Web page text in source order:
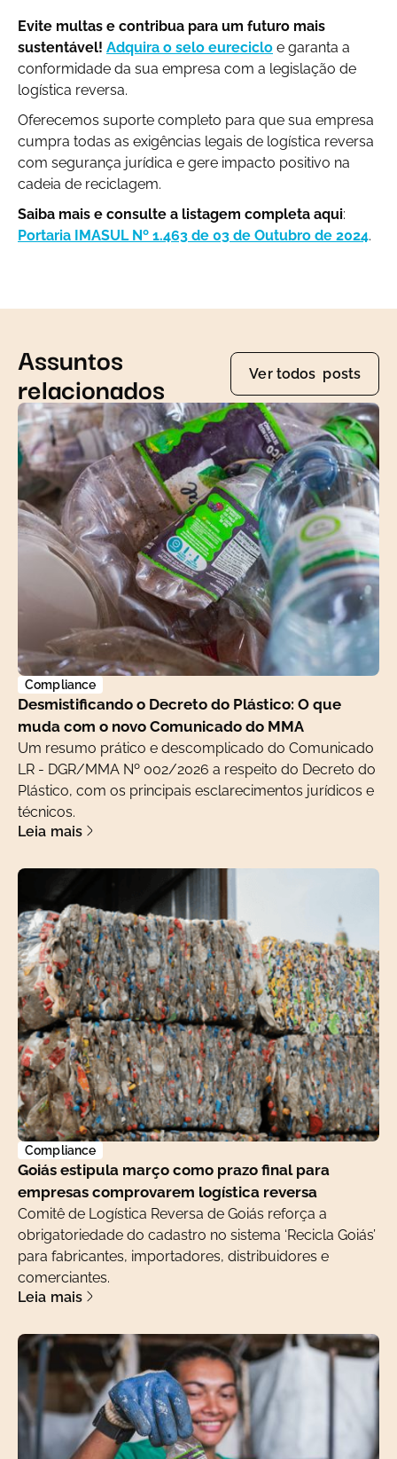
Evite multas e contribua para um futuro mais
sustentável! Adquira o selo eureciclo e garanta a
conformidade da sua empresa com a legislação de
logística reversa.
Oferecemos suporte completo para que sua empresa
cumpra todas as exigências legais de logística reversa
com segurança jurídica e gere impacto positivo na
cadeia de reciclagem.
Saiba mais e consulte a listagem completa aqui:
Portaria IMASUL Nº 1.463 de 03 de Outubro de 2024.
Assuntos
relacionados Ver todos posts
Compliance
Desmistificando o Decreto do Plástico: O que
muda com o novo Comunicado do MMA
Um resumo prático e descomplicado do Comunicado
LR - DGR/MMA Nº 002/2026 a respeito do Decreto do
Plástico, com os principais esclarecimentos jurídicos e
técnicos.
Leia mais
Compliance
Goiás estipula março como prazo final para
empresas comprovarem logística reversa
Comitê de Logística Reversa de Goiás reforça a
obrigatoriedade do cadastro no sistema ‘Recicla Goiás’
para fabricantes, importadores, distribuidores e
comerciantes.
Leia mais